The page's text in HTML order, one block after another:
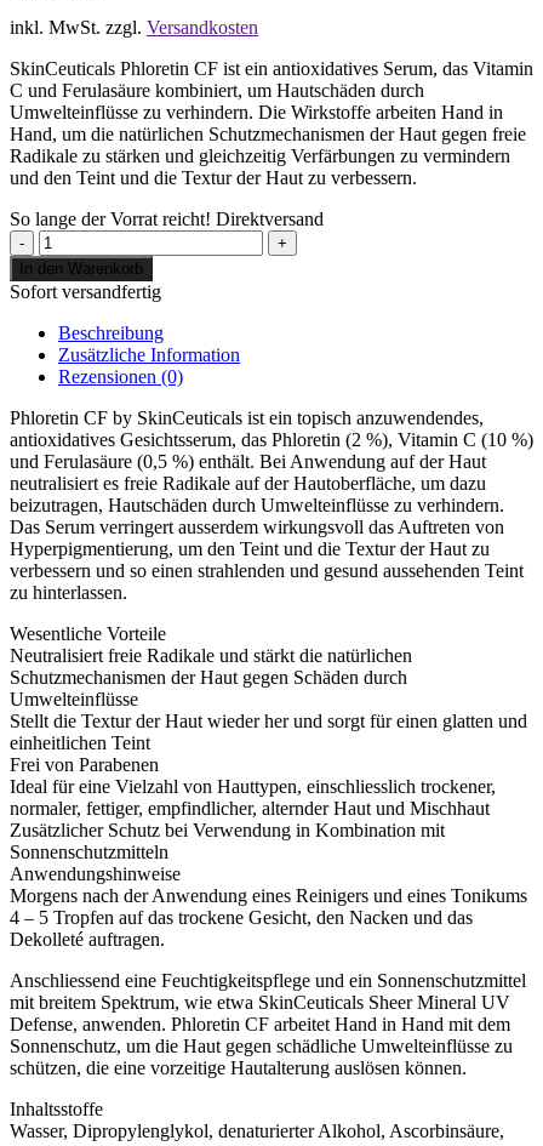
inkl. MwSt. zzgl. Versandkosten
SkinCeuticals Phloretin CF ist ein antioxidatives Serum, das Vitamin
C und Ferulasäure kombiniert, um Hautschäden durch
Umwelteinflüsse zu verhindern. Die Wirkstoffe arbeiten Hand in
Hand, um die natürlichen Schutzmechanismen der Haut gegen freie
Radikale zu stärken und gleichzeitig Verfärbungen zu vermindern
und den Teint und die Textur der Haut zu verbessern.
So lange der Vorrat reicht! Direktversand
SkinCeuticals
Phlorentin
CF
mit
2%
Phloretin,
30ml
Menge
In den Warenkorb
Sofort versandfertig
Beschreibung
Zusätzliche Information
Rezensionen (0)
Phloretin CF by SkinCeuticals ist ein topisch anzuwendendes,
antioxidatives Gesichtsserum, das Phloretin (2 %), Vitamin C (10 %)
und Ferulasäure (0,5 %) enthält. Bei Anwendung auf der Haut
neutralisiert es freie Radikale auf der Hautoberfläche, um dazu
beizutragen, Hautschäden durch Umwelteinflüsse zu verhindern.
Das Serum verringert ausserdem wirkungsvoll das Auftreten von
Hyperpigmentierung, um den Teint und die Textur der Haut zu
verbessern und so einen strahlenden und gesund aussehenden Teint
zu hinterlassen.
Wesentliche Vorteile
Neutralisiert freie Radikale und stärkt die natürlichen
Schutzmechanismen der Haut gegen Schäden durch
Umwelteinflüsse
Stellt die Textur der Haut wieder her und sorgt für einen glatten und
einheitlichen Teint
Frei von Parabenen
Ideal für eine Vielzahl von Hauttypen, einschliesslich trockener,
normaler, fettiger, empfindlicher, alternder Haut und Mischhaut
Zusätzlicher Schutz bei Verwendung in Kombination mit
Sonnenschutzmitteln
Anwendungshinweise
Morgens nach der Anwendung eines Reinigers und eines Tonikums
4 – 5 Tropfen auf das trockene Gesicht, den Nacken und das
Dekolleté auftragen.
Anschliessend eine Feuchtigkeitspflege und ein Sonnenschutzmittel
mit breitem Spektrum, wie etwa SkinCeuticals Sheer Mineral UV
Defense, anwenden. Phloretin CF arbeitet Hand in Hand mit dem
Sonnenschutz, um die Haut gegen schädliche Umwelteinflüsse zu
schützen, die eine vorzeitige Hautalterung auslösen können.
Inhaltsstoffe
Wasser, Dipropylenglykol, denaturierter Alkohol, Ascorbinsäure,